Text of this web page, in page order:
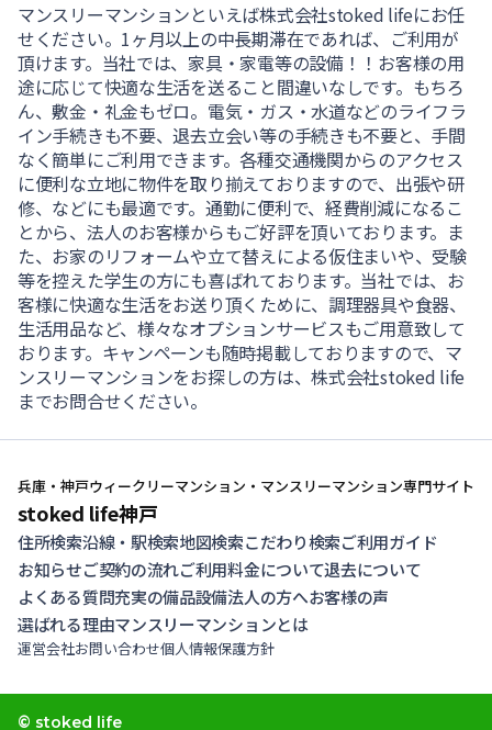
マンスリーマンションといえば株式会社stoked lifeにお任
せください。1ヶ月以上の中長期滞在であれば、ご利用が
頂けます。当社では、家具・家電等の設備！！お客様の用
途に応じて快適な生活を送ること間違いなしです。もちろ
ん、敷金・礼金もゼロ。電気・ガス・水道などのライフラ
イン手続きも不要、退去立会い等の手続きも不要と、手間
なく簡単にご利用できます。各種交通機関からのアクセス
に便利な立地に物件を取り揃えておりますので、出張や研
修、などにも最適です。通勤に便利で、経費削減になるこ
とから、法人のお客様からもご好評を頂いております。ま
た、お家のリフォームや立て替えによる仮住まいや、受験
等を控えた学生の方にも喜ばれております。当社では、お
客様に快適な生活をお送り頂くために、調理器具や食器、
生活用品など、様々なオプションサービスもご用意致して
おります。キャンペーンも随時掲載しておりますので、マ
ンスリーマンションをお探しの方は、株式会社stoked life
までお問合せください。
兵庫・神戸ウィークリーマンション・マンスリーマンション専門サイト
stoked life神戸
住所検索沿線・駅検索地図検索こだわり検索ご利用ガイド
お知らせご契約の流れご利用料金について退去について
よくある質問充実の備品設備法人の方へお客様の声
選ばれる理由マンスリーマンションとは
運営会社お問い合わせ個人情報保護方針
© stoked life